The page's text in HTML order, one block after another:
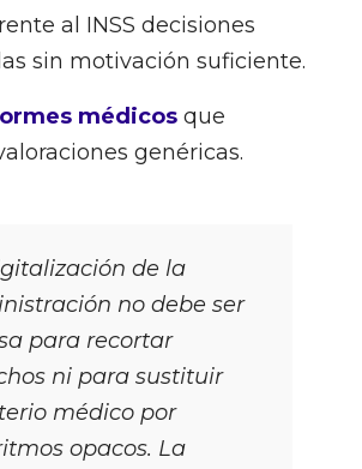
al INSS decisiones
sin motivación suficiente.
médicosque
genéricas.
de la
no debe ser
para recortar
ni para sustituir
médico por
opacos. La